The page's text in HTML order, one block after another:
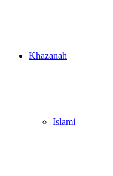
Khazanah
Islami